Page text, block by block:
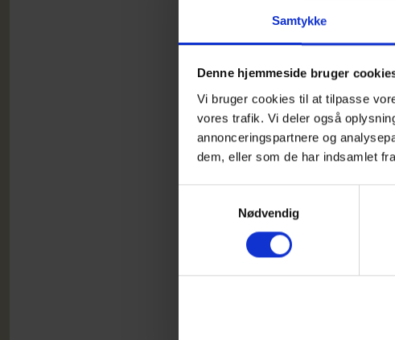
Samtykke
Denne hjemmeside bruger
Vi bruger cookies til at tilpasse
vores trafik. Vi deler også
annonceringspartnere og
dem, eller som de har indsamlet
Nødvendig
Da
skygge
styret af
søn til
Mikkel
stået for
Vi